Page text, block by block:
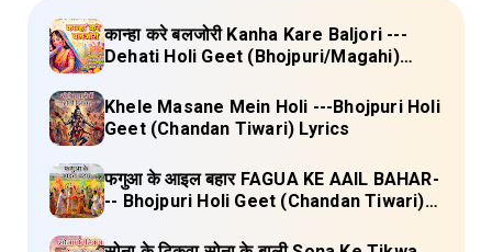
कान्हा करे बलजोरी Kanha Kare Baljori ---
Dehati Holi Geet (Bhojpuri/Magahi)
Khele Masane Mein Holi ---Bhojpuri Holi
Geet (Chandan Tiwari) Lyrics
फगुआ के आइल बहार FAGUA KE AAIL BAHAR-
-- Bhojpuri Holi Geet (Chandan Tiwari)